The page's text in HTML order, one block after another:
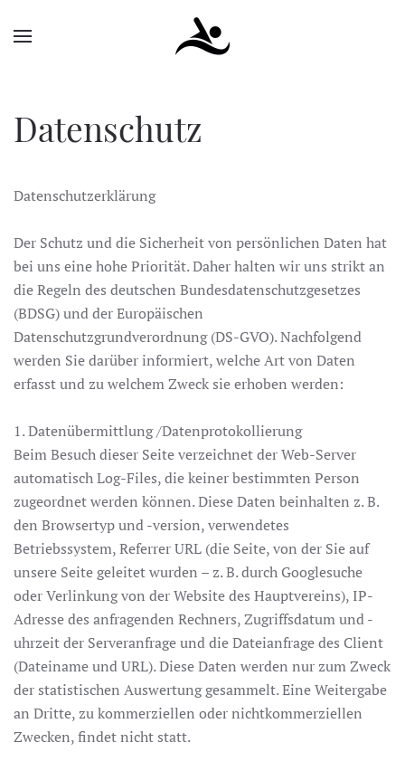
Datenschutz
Datenschutzerklärung
Der Schutz und die Sicherheit von persönlichen Daten hat
bei uns eine hohe Priorität. Daher halten wir uns strikt an
die Regeln des deutschen Bundesdatenschutzgesetzes
(BDSG) und der Europäischen
Datenschutzgrundverordnung (DS-GVO). Nachfolgend
werden Sie darüber informiert, welche Art von Daten
erfasst und zu welchem Zweck sie erhoben werden:
1. Datenübermittlung /Datenprotokollierung
Beim Besuch dieser Seite verzeichnet der Web-Server
automatisch Log-Files, die keiner bestimmten Person
zugeordnet werden können. Diese Daten beinhalten z. B.
den Browsertyp und -version, verwendetes
Betriebssystem, Referrer URL (die Seite, von der Sie auf
unsere Seite geleitet wurden – z. B. durch Googlesuche
oder Verlinkung von der Website des Hauptvereins), IP-
Adresse des anfragenden Rechners, Zugriffsdatum und -
uhrzeit der Serveranfrage und die Dateianfrage des Client
(Dateiname und URL). Diese Daten werden nur zum Zweck
der statistischen Auswertung gesammelt. Eine Weitergabe
an Dritte, zu kommerziellen oder nichtkommerziellen
Zwecken, findet nicht statt.